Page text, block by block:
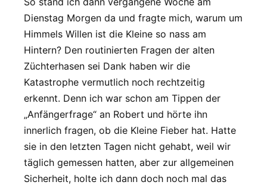
Dienstag Morgen da und fragte mich, warum um
Himmels Willen ist die Kleine so nass am
Hintern? Den routinierten Fragen der alten
Züchterhasen sei Dank haben wir die
Katastrophe vermutlich noch rechtzeitig
erkennt. Denn ich war schon am Tippen der
„Anfängerfrage“ an Robert und hörte ihn
innerlich fragen, ob die Kleine Fieber hat. Hatte
sie in den letzten Tagen nicht gehabt, weil wir
täglich gemessen hatten, aber zur allgemeinen
Sicherheit, holte ich dann doch noch mal das